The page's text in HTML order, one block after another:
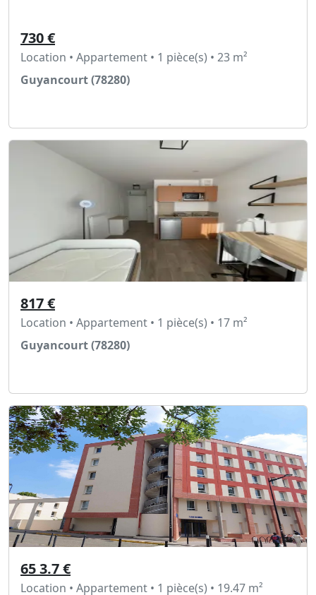
730 €
Location • Appartement • 1 pièce(s) • 23 m²
Guyancourt (78280)
817 €
Location • Appartement • 1 pièce(s) • 17 m²
Guyancourt (78280)
65 3.7 €
Location • Appartement • 1 pièce(s) • 19.47 m²